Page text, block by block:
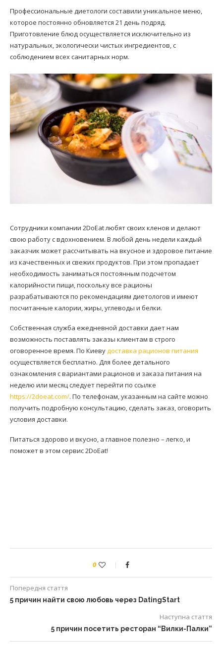
Профессиональные диетологи составили уникальное меню,
которое постоянно обновляется 21 день подряд.
Приготовление блюд осуществляется исключительно из
натуральных, экологически чистых ингредиентов, с
соблюдением всех санитарных норм.
Сотрудники компании 2DoEat любят своих кленов и делают
свою работу с вдохновением. В любой день недели каждый
заказчик может рассчитывать на вкусное и здоровое питание
из качественных и свежих продуктов. При этом пропадает
необходимость заниматься постоянным подсчетом
калорийности пищи, поскольку все рационы
разрабатываются по рекомендациям диетологов и имеют
посчитанные калории, жиры, углеводы и белки.
Собственная служба ежедневной доставки дает нам
возможность поставлять заказы клиентам в строго
оговоренное время. По Киевудоставка рационов питания
осуществляется бесплатно. Для более детального
ознакомления с вариантами рационов и заказа питания на
неделю или месяц следует перейти по ссылке
https://2doeat.com/. По телефонам, указанным на сайте можно
получить подробную консультацию, сделать заказ, оговорить
условия доставки.
Питаться здорово и вкусно, а главное полезно – легко, и
поможет в этом сервис 2DoEat!
0
Попередня стаття
5 причин найти свою любовь через DatingStart
Наступна стаття
5 причин посетить ресторан “Вилки-Палки”